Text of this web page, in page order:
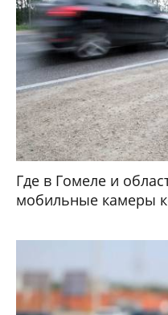
Где в Гомеле и
мобильные камеры